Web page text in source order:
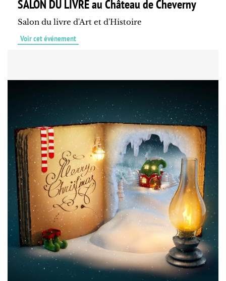
SALON DU LIVRE au Château de Cheverny
Salon du livre d'Art et d'Histoire
Voir cet événement